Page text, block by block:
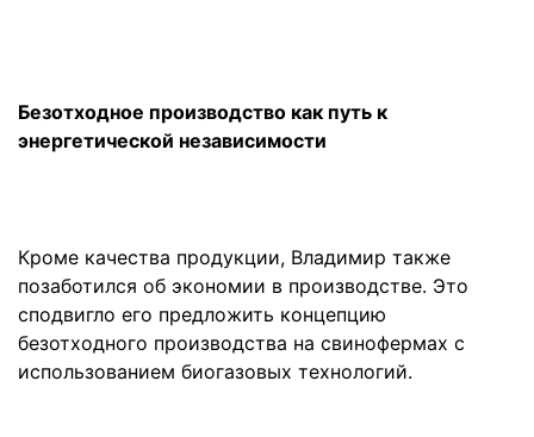
Безотходное производство как путь к
энергетической независимости
Кроме качества продукции, Владимир также
позаботился об экономии в производстве. Это
сподвигло его предложить концепцию
безотходного производства на свинофермах с
использованием биогазовых технологий.